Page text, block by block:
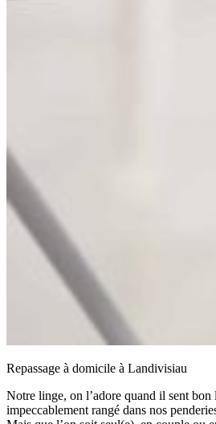
Repassage à domicile à Landivisiau
Notre linge, on l’adore quand il sent bon
impeccablement rangé dans nos